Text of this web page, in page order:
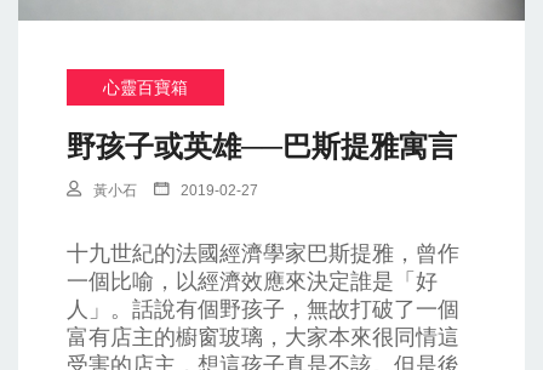
心靈百寶箱
野孩子或英雄──巴斯提雅寓言
黃小石 2019-02-27
十九世紀的法國經濟學家巴斯提雅，曾作
一個比喻，以經濟效應來決定誰是「好
人」。話說有個野孩子，無故打破了一個
富有店主的櫥窗玻璃，大家本來很同情這
受害的店主，想這孩子真是不該。但是後